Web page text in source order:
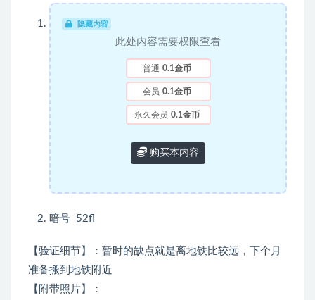
隐藏内容
此处内容需要权限查看
普通 0.1金币
会员 0.1金币
永久会员 0.1金币
购买本内容
暗号 52fl
【验证细节】：暂时的缺点就是离地铁比较远，下个月
准备搬到地铁附近
【附带照片】：